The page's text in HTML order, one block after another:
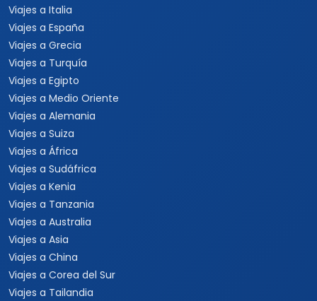
Viajes a Italia
Viajes a España
Viajes a Grecia
Viajes a Turquía
Viajes a Egipto
Viajes a Medio Oriente
Viajes a Alemania
Viajes a Suiza
Viajes a África
Viajes a Sudáfrica
Viajes a Kenia
Viajes a Tanzania
Viajes a Australia
Viajes a Asia
Viajes a China
Viajes a Corea del Sur
Viajes a Tailandia